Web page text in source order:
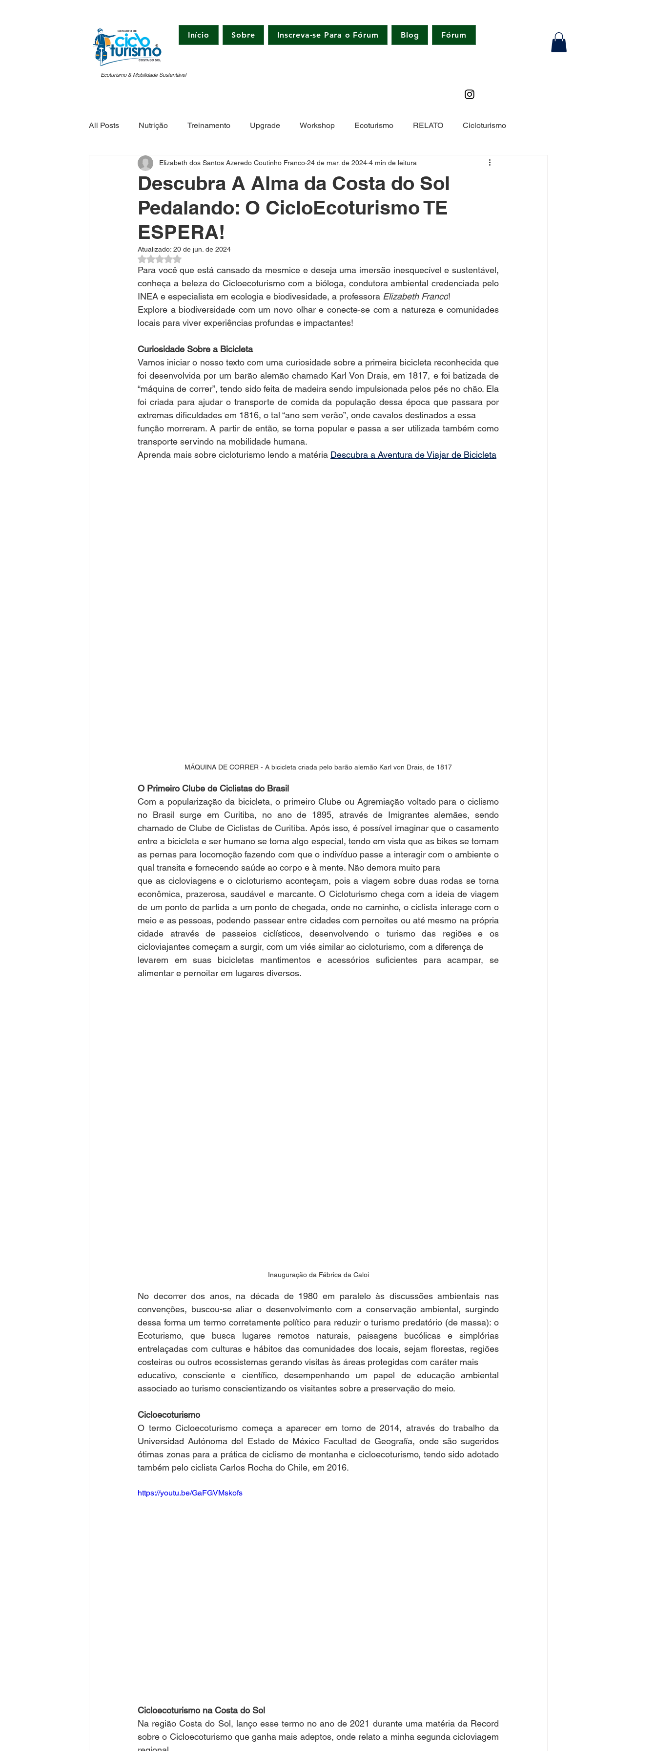
Início Sobre Inscreva-se Para o Fórum Blog Fórum
Ecoturismo & Mobilidade Sustentável
All Posts Nutrição Treinamento Upgrade Workshop Ecoturismo RELATO Cicloturismo
Vida Saudável Costa do Sol Longa Distância Gran Fondo Ciclismo de Estrada Dicas de Ciclsimo
Descubra A Alma da Costa do Sol
Pedalando: O CicloEcoturismo TE
ESPERA!
Elizabeth dos Santos Azeredo Coutinho Franco 24 de mar. de 2024 4 min de leitura
Atualizado: 20 de jun. de 2024
Avaliado com NaN de 5 estrelas.
Para você que está cansado da mesmice e deseja uma imersão inesquecível e sustentável,
conheça a beleza do Cicloecoturismo com a bióloga, condutora ambiental credenciada pelo
INEA e especialista em ecologia e biodivesidade, a professora Elizabeth Franco!
Explore a biodiversidade com um novo olhar e conecte-se com a natureza e comunidades
locais para viver experiências profundas e impactantes!
Curiosidade Sobre a Bicicleta
Vamos iniciar o nosso texto com uma curiosidade sobre a primeira bicicleta reconhecida que
foi desenvolvida por um barão alemão chamado Karl Von Drais, em 1817, e foi batizada de
“máquina de correr”, tendo sido feita de madeira sendo impulsionada pelos pés no chão. Ela
foi criada para ajudar o transporte de comida da população dessa época que passara por
extremas dificuldades em 1816, o tal “ano sem verão”, onde cavalos destinados a essa
função morreram. A partir de então, se torna popular e passa a ser utilizada também como
transporte servindo na mobilidade humana.
Aprenda mais sobre cicloturismo lendo a matéria Descubra a Aventura de Viajar de Bicicleta
MÁQUINA DE CORRER - A bicicleta criada pelo barão alemão Karl von Drais, de 1817
O Primeiro Clube de Ciclistas do Brasil
Com a popularização da bicicleta, o primeiro Clube ou Agremiação voltado para o ciclismo
no Brasil surge em Curitiba, no ano de 1895, através de Imigrantes alemães, sendo
chamado de Clube de Ciclistas de Curitiba. Após isso, é possível imaginar que o casamento
entre a bicicleta e ser humano se torna algo especial, tendo em vista que as bikes se tornam
as pernas para locomoção fazendo com que o indivíduo passe a interagir com o ambiente o
qual transita e fornecendo saúde ao corpo e à mente. Não demora muito para
que as cicloviagens e o cicloturismo aconteçam, pois a viagem sobre duas rodas se torna
econômica, prazerosa, saudável e marcante. O Cicloturismo chega com a ideia de viagem
de um ponto de partida a um ponto de chegada, onde no caminho, o ciclista interage com o
meio e as pessoas, podendo passear entre cidades com pernoites ou até mesmo na própria
cidade através de passeios ciclísticos, desenvolvendo o turismo das regiões e os
cicloviajantes começam a surgir, com um viés similar ao cicloturismo, com a diferença de
levarem em suas bicicletas mantimentos e acessórios suficientes para acampar, se
alimentar e pernoitar em lugares diversos.
Inauguração da Fábrica da Caloi
No decorrer dos anos, na década de 1980 em paralelo às discussões ambientais nas
convenções, buscou-se aliar o desenvolvimento com a conservação ambiental, surgindo
dessa forma um termo corretamente político para reduzir o turismo predatório (de massa): o
Ecoturismo, que busca lugares remotos naturais, paisagens bucólicas e simplórias
entrelaçadas com culturas e hábitos das comunidades dos locais, sejam florestas, regiões
costeiras ou outros ecossistemas gerando visitas às áreas protegidas com caráter mais
educativo, consciente e científico, desempenhando um papel de educação ambiental
associado ao turismo conscientizando os visitantes sobre a preservação do meio.
Cicloecoturismo
O termo Cicloecoturismo começa a aparecer em torno de 2014, através do trabalho da
Universidad Autónoma del Estado de México Facultad de Geografía, onde são sugeridos
ótimas zonas para a prática de ciclismo de montanha e cicloecoturismo, tendo sido adotado
também pelo ciclista Carlos Rocha do Chile, em 2016.
https://youtu.be/GaFGVMskofs
Cicloecoturismo na Costa do Sol
Na região Costa do Sol, lanço esse termo no ano de 2021 durante uma matéria da Record
sobre o Cicloecoturismo que ganha mais adeptos, onde relato a minha segunda cicloviagem